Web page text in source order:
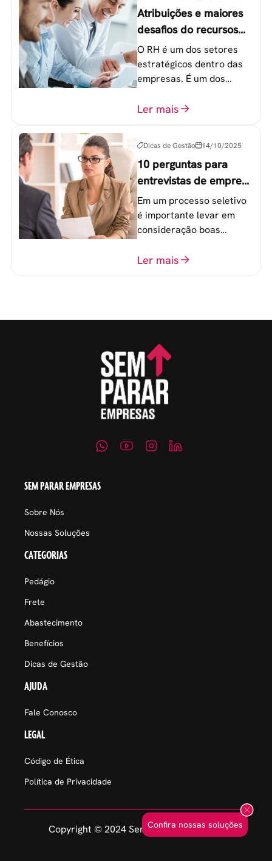
Confira nossas soluções
Atribuições e maiores
desafios do recursos
humanos em uma
empresa
O RH é um dos setores
estratégicos dentro das
empresas. É um dos
o atingimento das metas
Ler mais
Dicas de Gestão 14/10/2025
10 perguntas para
entrevistas de emprego
que recrutadores não
devem fazer
Em um processo seletivo
é importante levar em
consideração boas
o perfil do profissional e
Ler mais
SEM PARAR EMPRESAS
Sobre Nós
Nossas Soluções
CATEGORIAS
Pedágio
Frete
Abastecimento
Benefícios
Dicas de Gestão
AJUDA
Fale Conosco
LEGAL
Código de Ética
Política de Privacidade
Copyright © 2024 Sem Parar Empresas.